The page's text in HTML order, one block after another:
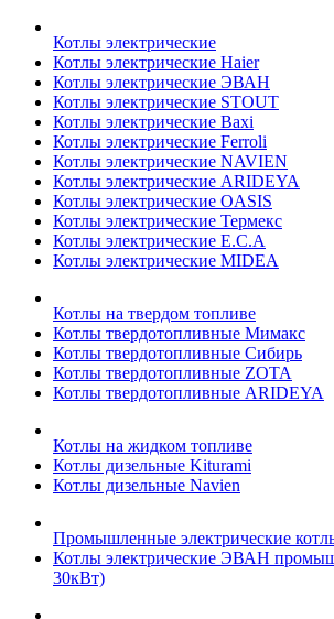
Котлы электрические
Котлы электрические Haier
Котлы электрические ЭВАН
Котлы электрические STOUT
Котлы электрические Baxi
Котлы электрические Ferroli
Котлы электрические NAVIEN
Котлы электрические ARIDEYA
Котлы электрические OASIS
Котлы электрические Термекс
Котлы электрические E.C.A
Котлы электрические MIDEA
Котлы на твердом топливе
Котлы твердотопливные Мимакс
Котлы твердотопливные Сибирь
Котлы твердотопливные ZOTA
Котлы твердотопливные ARIDEYA
Котлы на жидком топливе
Котлы дизельные Kiturami
Котлы дизельные Navien
Промышленные электрические
Котлы электрические ЭВАН
30кВт)